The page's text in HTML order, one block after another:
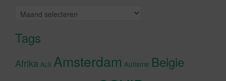
Archieven
Tags
Afrika ALS Amsterdam Autisme Belgie